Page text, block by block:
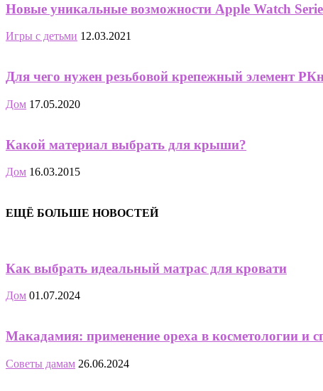
Новые уникальные возможности Apple Watch
Игры с детьми 12.03.2021
Для чего нужен резьбовой крепежный элемент
Дом 17.05.2020
Какой материал выбрать для крыши?
Дом 16.03.2015
ЕЩЁ БОЛЬШЕ НОВОСТЕЙ
Как выбрать идеальный матрас для кровати
Дом 01.07.2024
Макадамия: применение ореха в косметологии и
Советы дамам 26.06.2024